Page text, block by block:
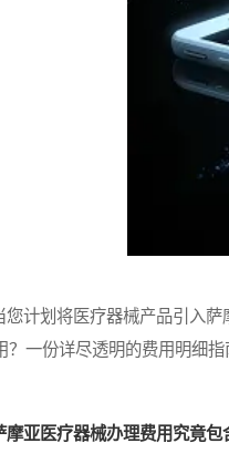
划将医疗器械产品引入萨
？一份详尽透明的费用明细
摩亚医疗器械办理费用究竟包